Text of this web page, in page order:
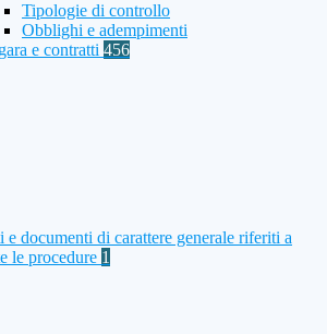
Tipologie di controllo
Obblighi e adempimenti
e contratti 456
e documenti di carattere generale riferiti a
le procedure 1